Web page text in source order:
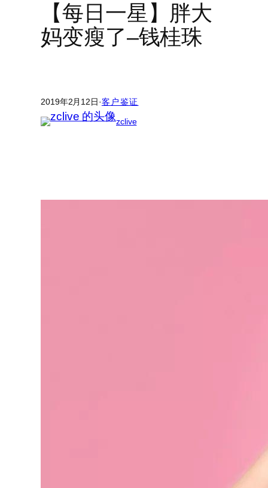
【每日一星】胖大
妈变瘦了–钱桂珠
2019年2月12日·客户鉴证
zclive